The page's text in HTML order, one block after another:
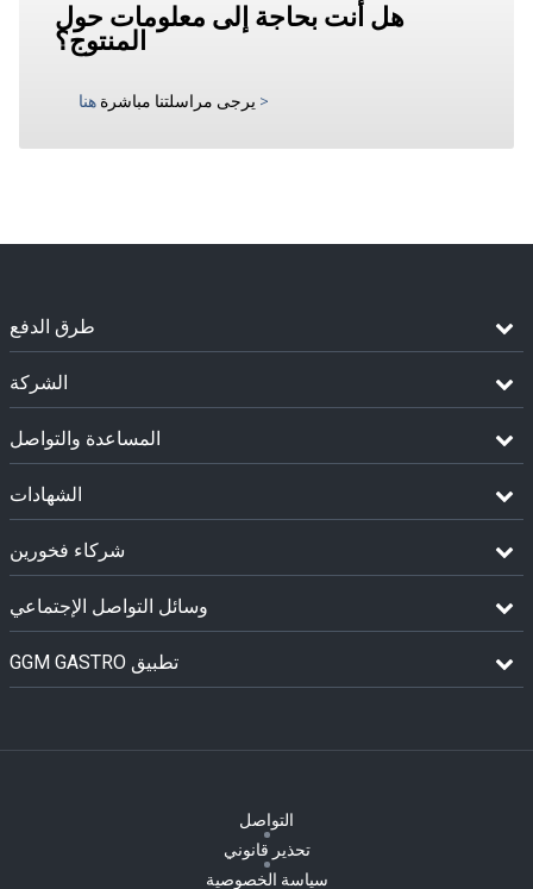
هل أنت بحاجة إلى معلومات حول
المنتوج؟
يرجى مراسلتنا مباشرة هنا >
طرق الدفع
الشركة
المساعدة والتواصل
الشهادات
شركاء فخورين
وسائل التواصل الإجتماعي
GGM GASTRO تطبيق
التواصل
تحذير قانوني
سياسة الخصوصية